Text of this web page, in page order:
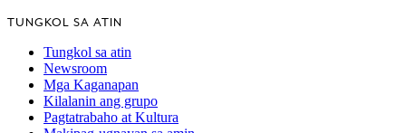
TUNGKOL SA ATIN
Tungkol sa atin
Newsroom
Mga Kaganapan
Kilalanin ang grupo
Pagtatrabaho at Kultura